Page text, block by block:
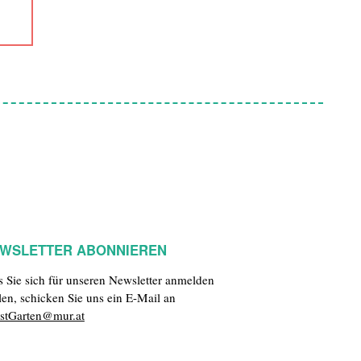
ABONNIEREN
Sie sich für unseren Newsletter anmelden
schicken Sie uns ein E-Mail an